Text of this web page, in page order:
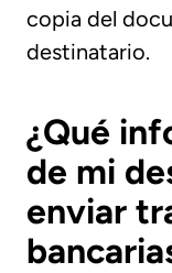
copia del
destinatario.
¿Qué
de mi
enviar